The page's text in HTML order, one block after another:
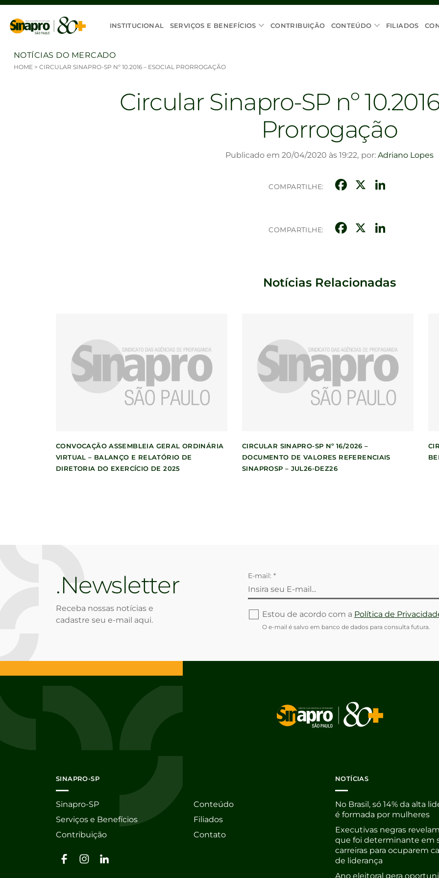
Ir para o conteúdo
INSTITUCIONAL SERVIÇOS E BENEFÍCIOS CONTRIBUIÇÃO CONTEÚDO FILIADOS
NOTÍCIAS DO MERCADO
HOME > CIRCULAR SINAPRO-SP Nº 10.2016 – ESOCIAL PRORROGAÇÃO
Circular Sinapro-SP nº
Prorrogação
Publicado em 20/04/2020 às 19:22, por: Adriano Lopes
COMPARTILHE: Facebook
X
COMPARTILHE: Facebook
X
Notícias Relacionadas
CONVOCAÇÃO ASSEMBLEIA GERAL ORDINÁRIA
VIRTUAL – BALANÇO E RELATÓRIO DE
DIRETORIA DO EXERCÍCIO DE 2025
CIRCULAR SINAPRO-SP Nº 16/2026 –
DOCUMENTO DE VALORES REFERENCIAIS
SINAPROSP – JUL26-DEZ26
Newsletter
Receba nossas notícias e
cadastre seu e-mail aqui.
E-mail: *
Estou de acordo com a Política de
O e-mail é salvo em banco de dados para consulta futura.
SINAPRO-SP
Sinapro-SP
Serviços e Benefícios
Contribuição
Conteúdo
Filiados
Contato
NOTÍCIAS
No Brasil, só 14% da alta
é formada por mulheres
Executivas negras
que foi determinante em
carreiras para ocuparem
de liderança
Ano eleitoral gera